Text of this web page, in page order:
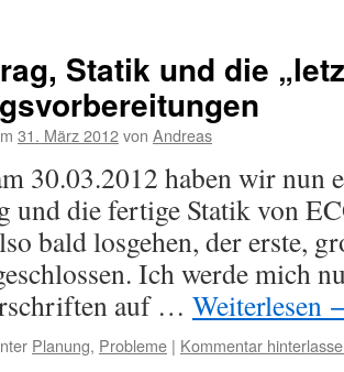
Statik und die
31. März 2012von Andreas
30.03.2012 haben wir nun
und die fertige Statik von
bald losgehen, der erste,
Ich werde mich
auf … Weiterlesen
Planung, Probleme | Kommentar